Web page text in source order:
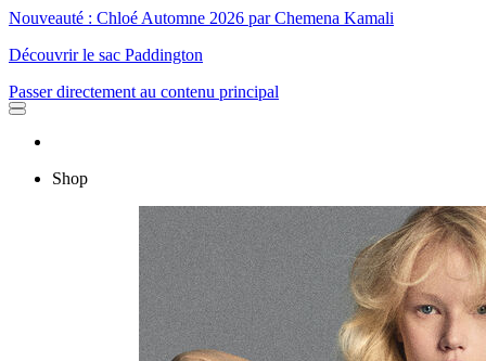
Nouveauté : Chloé Automne 2026 par Chemena Kamali
Découvrir le sac Paddington
Passer directement au contenu principal
Shop